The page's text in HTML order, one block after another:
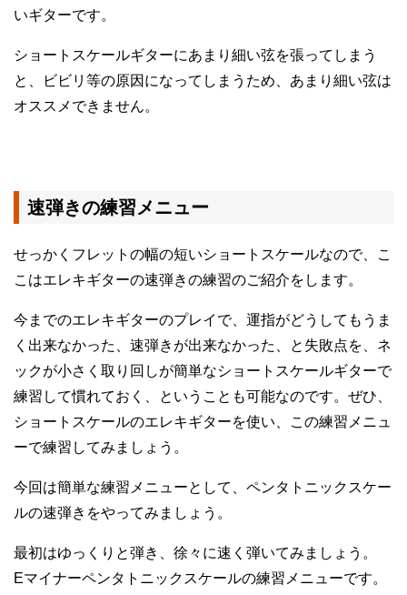
いギターです。
ショートスケールギターにあまり細い弦を張ってしまう
と、ビビリ等の原因になってしまうため、あまり細い弦は
オススメできません。
速弾きの練習メニュー
せっかくフレットの幅の短いショートスケールなので、こ
こはエレキギターの速弾きの練習のご紹介をします。
今までのエレキギターのプレイで、運指がどうしてもうま
く出来なかった、速弾きが出来なかった、と失敗点を、ネ
ックが小さく取り回しが簡単なショートスケールギターで
練習して慣れておく、ということも可能なのです。ぜひ、
ショートスケールのエレキギターを使い、この練習メニュ
ーで練習してみましょう。
今回は簡単な練習メニューとして、ペンタトニックスケー
ルの速弾きをやってみましょう。
最初はゆっくりと弾き、徐々に速く弾いてみましょう。
Eマイナーペンタトニックスケールの練習メニューです。